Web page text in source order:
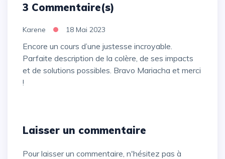
3 Commentaire(s)
Karene 18 Mai 2023
Encore un cours d’une justesse incroyable.
Parfaite description de la colère, de ses impacts
et de solutions possibles. Bravo Mariacha et merci
!
Laisser un commentaire
Pour laisser un commentaire, n'hésitez pas à